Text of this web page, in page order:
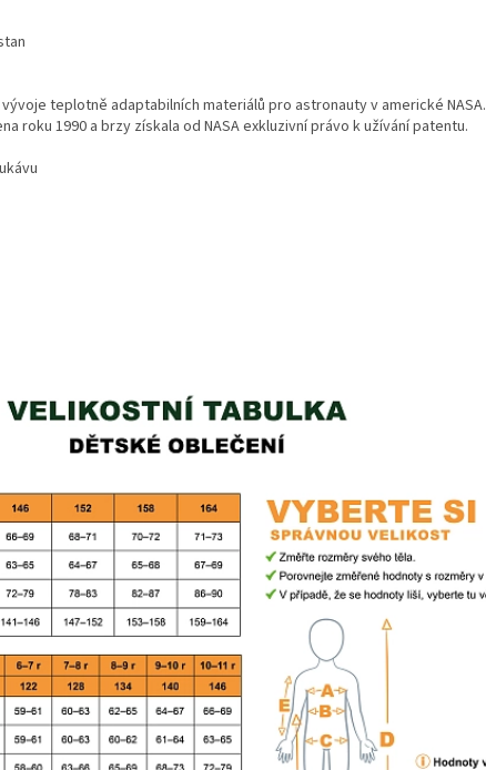
teplotně adaptabilních materiálů pro astronauty v americké NASA.
roku 1990 a brzy získala od NASA exkluzivní právo k užívání patentu.